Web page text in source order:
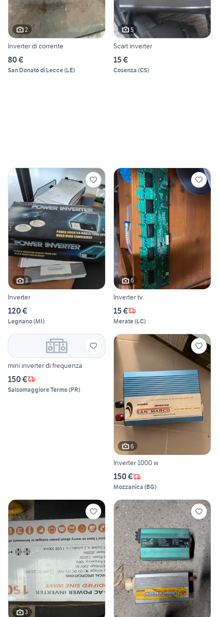
2
Inverter di corrente
80 €
San Donato di Lecce(LE)
5
Scart inverter
15 €
Cosenza (CS)
3
Inverter
120 €
Legnano(MI)
6
Inverter tv
15 €
Merate(LC)
mini inverter di frequenza
150 €
Salsomaggiore Terme(PR)
6
Inverter 1000 w
150 €
Mozzanica (BG)
3